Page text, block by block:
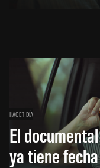
HACE 1 DÍA
El
ya tiene